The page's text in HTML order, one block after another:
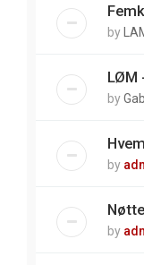
by
LØM
by
by
by